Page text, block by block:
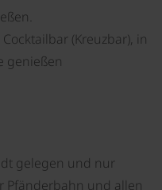
(Kreuzbar), in
genießen
gelegen und nur
Pfänderbahn und allen